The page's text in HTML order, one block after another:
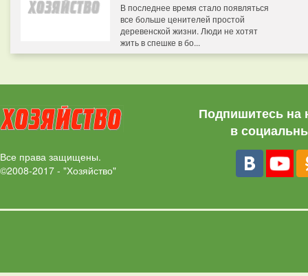
В последнее время стало появляться
все больше ценителей простой
деревенской жизни. Люди не хотят
жить в спешке в бо...
Все права защищены.
©2008-2017 - "Хозяйство"
Подпишитесь на
в